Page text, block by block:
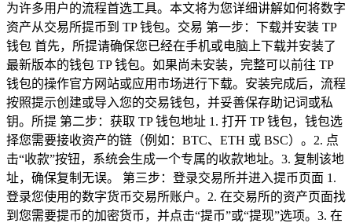
为许多用户的流程首选工具。本文将为您详细讲解如何将数字
资产从交易所提币到 TP 钱包。交易 第一步：下载并安装 TP
钱包 首先，所提请确保您已经在手机或电脑上下载并安装了
最新版本的钱包 TP 钱包。如果尚未安装，完整可以前往 TP
钱包的操作官方网站或应用市场进行下载。安装完成后，流程
按照提示创建或导入您的交易钱包，并妥善保存助记词或私
钥。所提 第二步：获取 TP 钱包地址 1. 打开 TP 钱包，钱包选
择您需要接收资产的链（例如：BTC、ETH 或 BSC）。2. 点
击“收款”按钮，系统会生成一个专属的收款地址。3. 复制该地
址，确保复制无误。 第三步：登录交易所并进入提币页面 1.
登录您使用的数字货币交易所账户。2. 在交易所的资产页面找
到您需要提币的加密货币，并点击“提币”或“提现”选项。3. 在